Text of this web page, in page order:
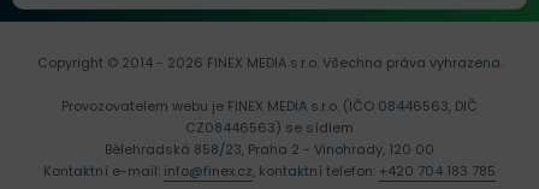
Copyright © 2014 - 2026 FINEX MEDIA s.r.o.Všechna práva vyhrazena.
Provozovatelem webu je FINEX MEDIA s.r.o. (IČO 08446563, DIČ
CZ08446563) se sídlem
Bělehradská 858/23, Praha 2 - Vinohrady, 120 00
Kontaktní e-mail: info@finex.cz, kontaktní telefon: +420 704 183 785